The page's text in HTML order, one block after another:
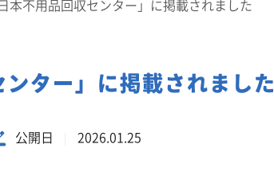
事業系一般廃棄物の定期回収
本不用品回収センター」に掲載されました
ター」に掲載されました
公開日 2026.01.25